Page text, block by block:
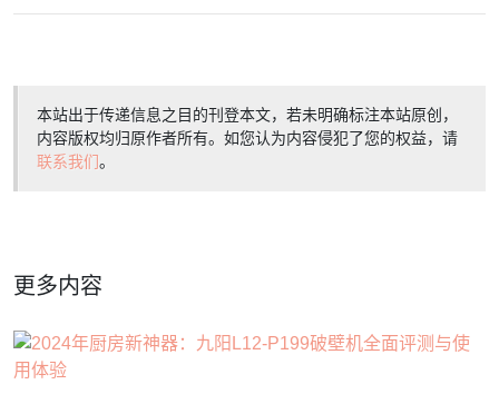
本站出于传递信息之目的刊登本文，若未明确标注本站原创，
内容版权均归原作者所有。如您认为内容侵犯了您的权益，请
联系我们。
更多内容